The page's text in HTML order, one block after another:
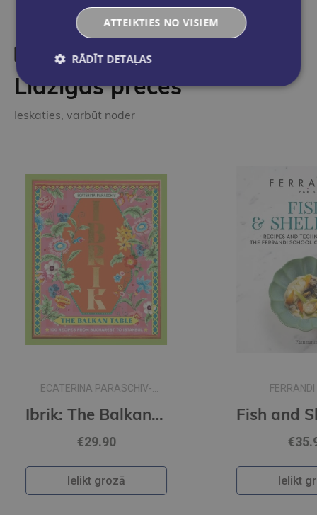
Līdzīgas preces
Ieskaties, varbūt noder
FERRANDI PARIS
ATTEIKTIES NO VISIEM
RĀDĪT DETAĻAS